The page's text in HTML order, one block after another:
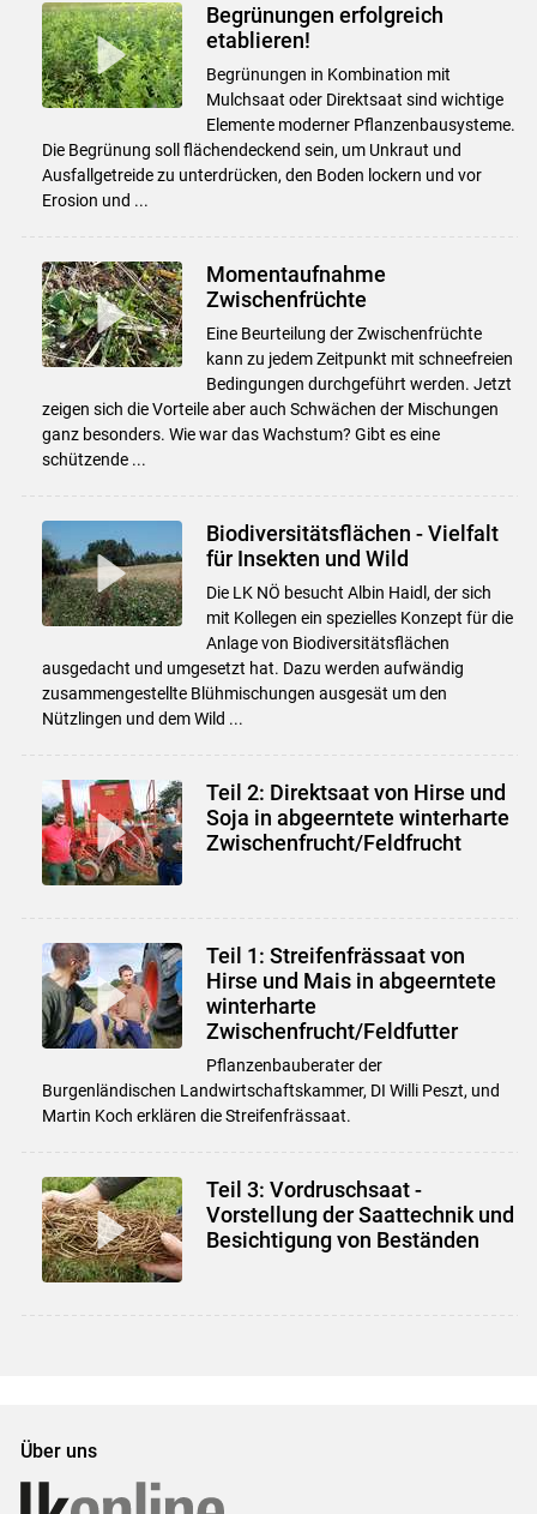
Begrünungen erfolgreich
etablieren!
Begrünungen in Kombination mit
Mulchsaat oder Direktsaat sind wichtige
Elemente moderner Pflanzenbausysteme.
Die Begrünung soll flächendeckend sein, um Unkraut und
Ausfallgetreide zu unterdrücken, den Boden lockern und vor
Erosion und ...
Momentaufnahme
Zwischenfrüchte
Eine Beurteilung der Zwischenfrüchte
kann zu jedem Zeitpunkt mit schneefreien
Bedingungen durchgeführt werden. Jetzt
zeigen sich die Vorteile aber auch Schwächen der Mischungen
ganz besonders. Wie war das Wachstum? Gibt es eine
schützende ...
Biodiversitätsflächen - Vielfalt
für Insekten und Wild
Die LK NÖ besucht Albin Haidl, der sich
mit Kollegen ein spezielles Konzept für die
Anlage von Biodiversitätsflächen
ausgedacht und umgesetzt hat. Dazu werden aufwändig
zusammengestellte Blühmischungen ausgesät um den
Nützlingen und dem Wild ...
Teil 2: Direktsaat von Hirse und
Soja in abgeerntete winterharte
Zwischenfrucht/Feldfrucht
Teil 1: Streifenfrässaat von
Hirse und Mais in abgeerntete
winterharte
Zwischenfrucht/Feldfutter
Pflanzenbauberater der
Burgenländischen Landwirtschaftskammer, DI Willi Peszt, und
Martin Koch erklären die Streifenfrässaat.
Teil 3: Vordruschsaat -
Vorstellung der Saattechnik und
Besichtigung von Beständen
Über uns